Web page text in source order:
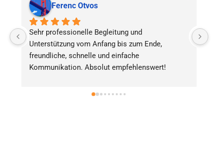
Fabio Chiarello
Dr. Araujo Kurth hat mich gut beraten und mir
meine Möglichkeiten und nächsten Schritte in
meinem spezifischen Fall verständlich und
einfach erklärt. Vielen Dank.